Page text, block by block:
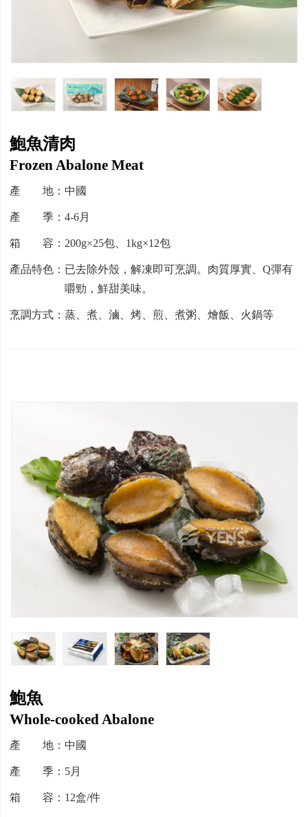
鮑魚清肉
Frozen Abalone Meat
產 地：中國
產 季：4-6月
箱 容：200g×25包、1kg×12包
產品特色：已去除外殼，解凍即可烹調。肉質厚實、Q彈有
嚼勁，鮮甜美味。
烹調方式：蒸、煮、滷、烤、煎、煮粥、燴飯、火鍋等
鮑魚
Whole-cooked Abalone
產 地：中國
產 季：5月
箱 容：12盒/件